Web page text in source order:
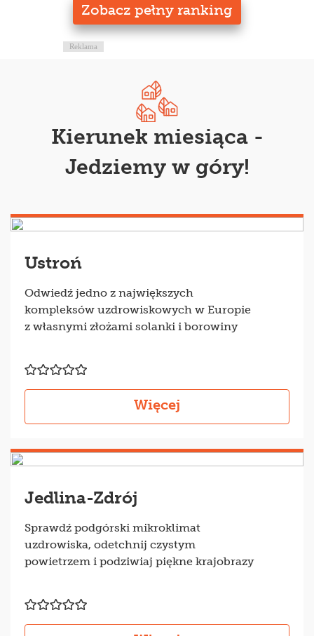
Zobacz pełny ranking
Reklama
Kierunek miesiąca -
Jedziemy w góry!
Ustroń
Odwiedź jedno z największych
kompleksów uzdrowiskowych w Europie
z własnymi złożami solanki i borowiny
Więcej
Jedlina-Zdrój
Sprawdź podgórski mikroklimat
uzdrowiska, odetchnij czystym
powietrzem i podziwiaj piękne krajobrazy